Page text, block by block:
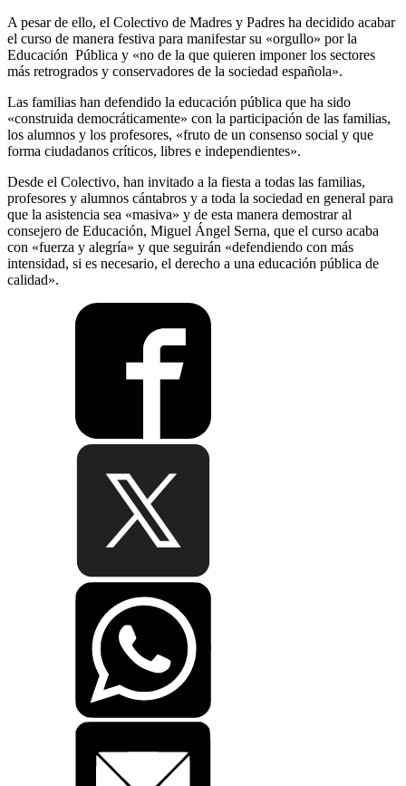
A pesar de ello, el Colectivo de Madres y Padres ha decidido acabar
el curso de manera festiva para manifestar su «orgullo» por la
Educación Pública y «no de la que quieren imponer los sectores
más retrogrados y conservadores de la sociedad española».
Las familias han defendido la educación pública que ha sido
«construida democráticamente» con la participación de las familias,
los alumnos y los profesores, «fruto de un consenso social y que
forma ciudadanos críticos, libres e independientes».
Desde el Colectivo, han invitado a la fiesta a todas las familias,
profesores y alumnos cántabros y a toda la sociedad en general para
que la asistencia sea «masiva» y de esta manera demostrar al
consejero de Educación, Miguel Ángel Serna, que el curso acaba
con «fuerza y alegría» y que seguirán «defendiendo con más
intensidad, si es necesario, el derecho a una educación pública de
calidad».